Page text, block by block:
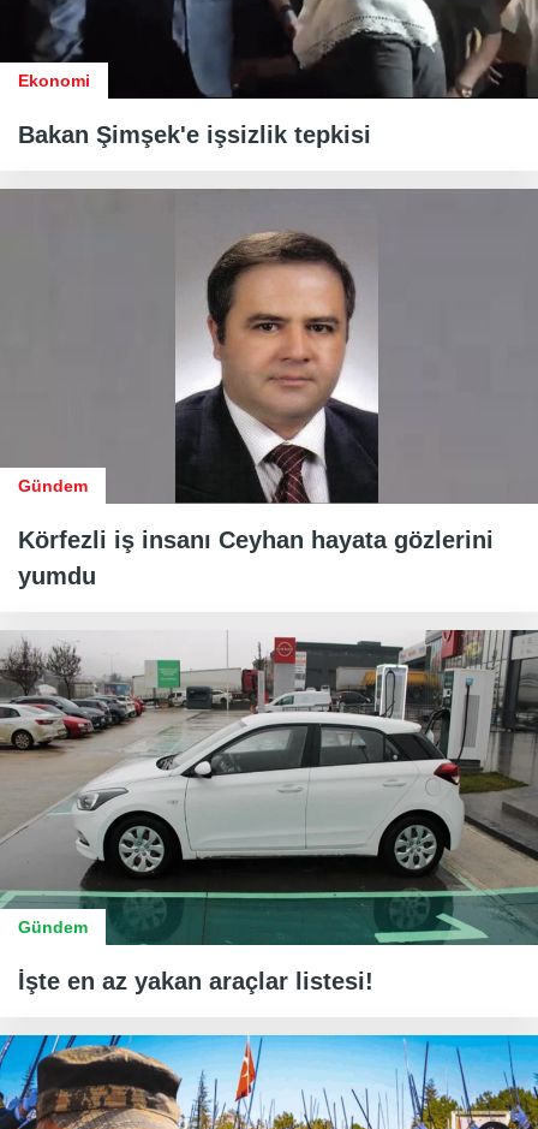
Ekonomi
Bakan Şimşek'e işsizlik tepkisi
Gündem
Körfezli iş insanı Ceyhan hayata gözlerini
yumdu
Gündem
İşte en az yakan araçlar listesi!